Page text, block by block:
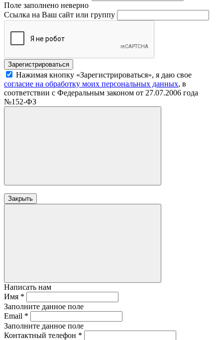
Поле заполнено неверно
Ссылка на Ваш сайт или группу
Нажимая кнопку «Зарегистрироваться», я даю свое
согласие на обработку моих персональных данных, в
соответствии с Федеральным законом от 27.07.2006 года
№152-ФЗ
Закрыть
Написать нам
Имя *
Заполните данное поле
Email *
Заполните данное поле
Контактный телефон *